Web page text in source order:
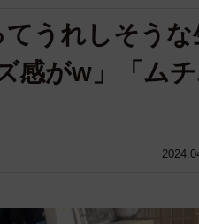
うれしそうな
感がw」「ム